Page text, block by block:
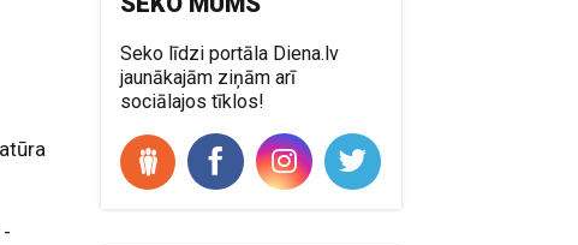
Seko līdzi portāla Diena.lv
jaunākajām ziņām arī
sociālajos tīklos!